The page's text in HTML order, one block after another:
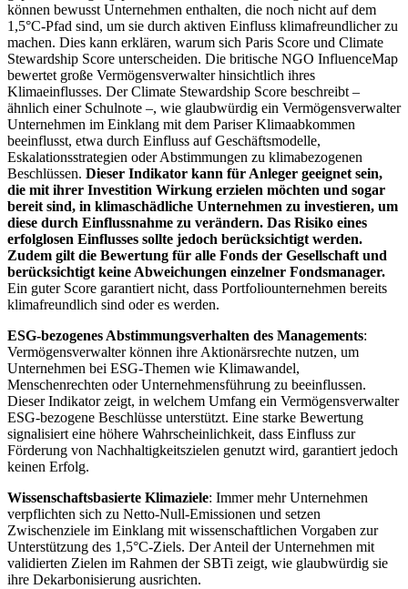
können bewusst Unternehmen enthalten, die noch nicht auf dem
1,5°C-Pfad sind, um sie durch aktiven Einfluss klimafreundlicher zu
machen. Dies kann erklären, warum sich Paris Score und Climate
Stewardship Score unterscheiden. Die britische NGO InfluenceMap
bewertet große Vermögensverwalter hinsichtlich ihres
Klimaeinflusses. Der Climate Stewardship Score beschreibt –
ähnlich einer Schulnote –, wie glaubwürdig ein Vermögensverwalter
Unternehmen im Einklang mit dem Pariser Klimaabkommen
beeinflusst, etwa durch Einfluss auf Geschäftsmodelle,
Eskalationsstrategien oder Abstimmungen zu klimabezogenen
Beschlüssen. Dieser Indikator kann für Anleger geeignet sein,
die mit ihrer Investition Wirkung erzielen möchten und sogar
bereit sind, in klimaschädliche Unternehmen zu investieren, um
diese durch Einflussnahme zu verändern. Das Risiko eines
erfolglosen Einflusses sollte jedoch berücksichtigt werden.
Zudem gilt die Bewertung für alle Fonds der Gesellschaft und
berücksichtigt keine Abweichungen einzelner Fondsmanager.
Ein guter Score garantiert nicht, dass Portfoliounternehmen bereits
klimafreundlich sind oder es werden.
ESG-bezogenes Abstimmungsverhalten des Managements:
Vermögensverwalter können ihre Aktionärsrechte nutzen, um
Unternehmen bei ESG-Themen wie Klimawandel,
Menschenrechten oder Unternehmensführung zu beeinflussen.
Dieser Indikator zeigt, in welchem Umfang ein Vermögensverwalter
ESG-bezogene Beschlüsse unterstützt. Eine starke Bewertung
signalisiert eine höhere Wahrscheinlichkeit, dass Einfluss zur
Förderung von Nachhaltigkeitszielen genutzt wird, garantiert jedoch
keinen Erfolg.
Wissenschaftsbasierte Klimaziele: Immer mehr Unternehmen
verpflichten sich zu Netto-Null-Emissionen und setzen
Zwischenziele im Einklang mit wissenschaftlichen Vorgaben zur
Unterstützung des 1,5°C-Ziels. Der Anteil der Unternehmen mit
validierten Zielen im Rahmen der SBTi zeigt, wie glaubwürdig sie
ihre Dekarbonisierung ausrichten.